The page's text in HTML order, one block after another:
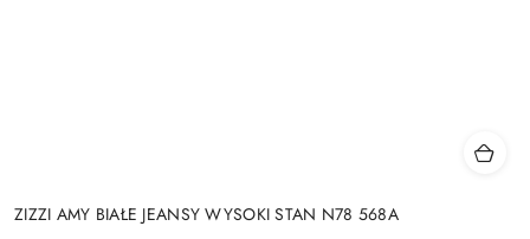
ZIZZI AMY BIAŁE JEANSY WYSOKI STAN N78 568A